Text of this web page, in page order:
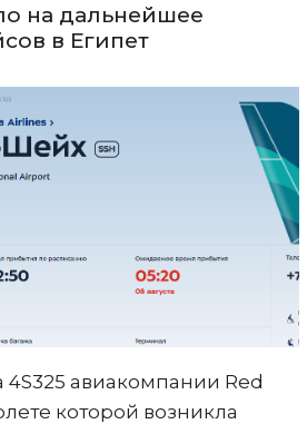
на дальнейшее
в Египет
авиакомпании Red
которой возникла